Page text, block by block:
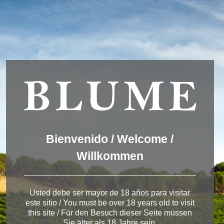
DEUTSCH
ESPAÑOL
Bodega de Toro
< Bodega de Toro
Wir verwenden Cookies, um dir die bestmögliche Erfahrung auf
unserer Website zu bieten.
You can find out more about which cookies we are using or
Bienvenido / Welcome /
Willkommen
Usted debe ser mayor de 18 años para visitar
este sitio / You must be over 18 years old to visit
this site / Für den Besuch dieser Seite müssen